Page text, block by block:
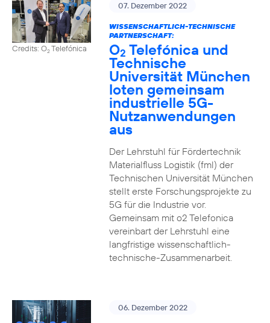
Credits: O2Telefónica
07. Dezember 2022
WISSENSCHAFTLICH-TECHNISCHE
PARTNERSCHAFT:
O2 Telefónica und
Technische
Universität München
loten gemeinsam
industrielle 5G-
Nutzanwendungen
aus
Der Lehrstuhl für Fördertechnik
Materialfluss Logistik (fml) der
Technischen Universität München
stellt erste Forschungsprojekte zu
5G für die Industrie vor.
Gemeinsam mit o2 Telefonica
vereinbart der Lehrstuhl eine
langfristige wissenschaftlich-
technische-Zusammenarbeit.
06. Dezember 2022